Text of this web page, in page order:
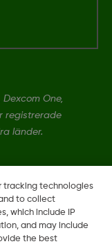
One,
registrerade
länder.
tracking technologies
to collect
which include IP
and may include
the best